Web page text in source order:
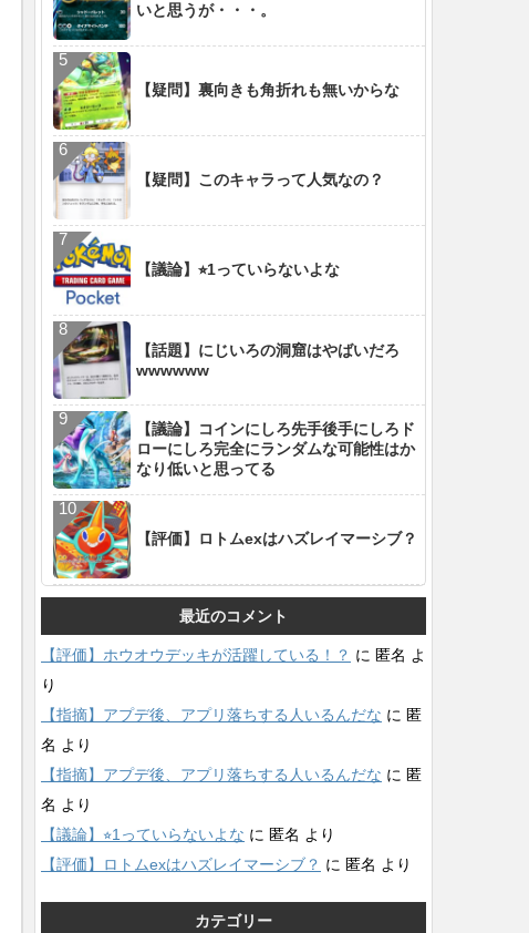
いと思うが・・・。
【疑問】裏向きも角折れも無いからな
【疑問】このキャラって人気なの？
【議論】⭐︎1っていらないよな
【話題】にじいろの洞窟はやばいだろ
wwwwww
【議論】コインにしろ先手後手にしろド
ローにしろ完全にランダムな可能性はか
なり低いと思ってる
【評価】ロトムexはハズレイマーシブ？
最近のコメント
【評価】ホウオウデッキが活躍している！？ に 匿名 よ
り
【指摘】アプデ後、アプリ落ちする人いるんだな に 匿
名 より
【指摘】アプデ後、アプリ落ちする人いるんだな に 匿
名 より
【議論】⭐︎1っていらないよな に 匿名 より
【評価】ロトムexはハズレイマーシブ？ に 匿名 より
カテゴリー